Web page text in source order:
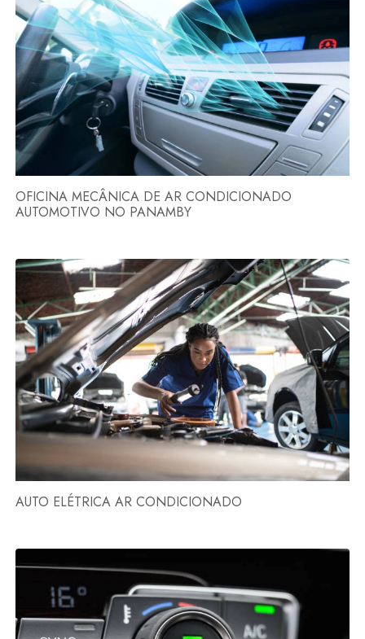
OFICINA MECÂNICA DE AR CONDICIONADO
AUTOMOTIVO NO PANAMBY
AUTO ELÉTRICA AR CONDICIONADO